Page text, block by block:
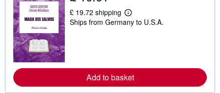
£ 19.72 shipping
L
e
r
a
b
Ships from Germany to U.S.A.
Add to basket